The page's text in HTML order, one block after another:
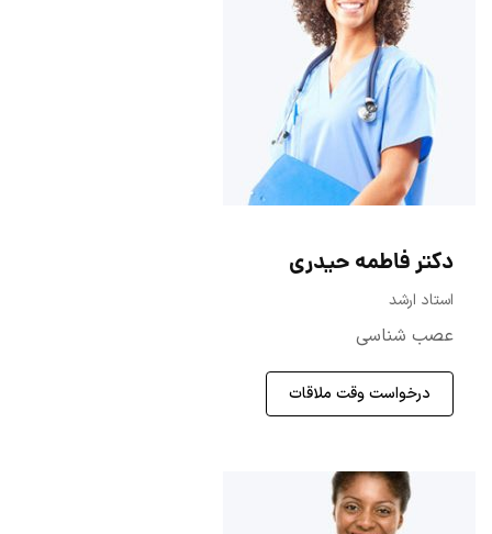
دکتر فاطمه حیدری
استاد ارشد
عصب شناسی
درخواست وقت ملاقات